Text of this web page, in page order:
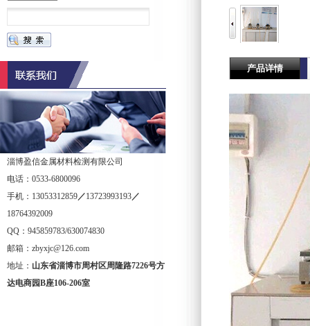
产品详情
淄博盈信金属材料检测有限公司
电话：0533-6800096
手机：13053312859／13723993193／
18764392009
QQ：945859783/630074830
邮箱：zbyxjc@126.com
地址： 山东省淄博市周村区周隆路7226号方
达电商园B座106-206室